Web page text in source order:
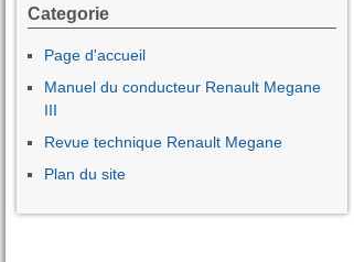
Categorie
Page d'accueil
Manuel du conducteur Renault Megane
III
Revue technique Renault Megane
Plan du site